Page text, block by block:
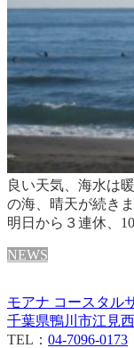
良い天気、海水は
の海、晴天が続きま
明日から３連休、
NEWS
モアナ コースタル
千葉県鴨川市江見
TEL： 04-7096-0173